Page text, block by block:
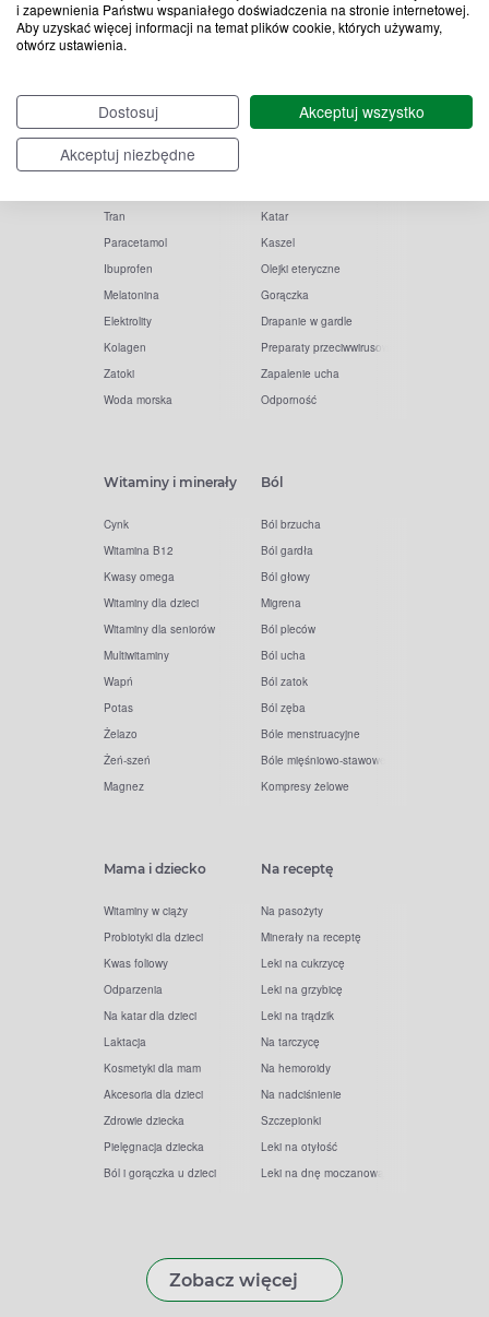
i zapewnienia Państwu wspaniałego doświadczenia na stronie internetowej.
Aby uzyskać więcej informacji na temat plików cookie, których używamy,
otwórz ustawienia.
Dostosuj
Akceptuj wszystko
Akceptuj niezbędne
Popularne zapytania
Witamina D
Witamina C
Tran
Paracetamol
Ibuprofen
Melatonina
Elektrolity
Kolagen
Zatoki
Woda morska
Przeziębienie i grypa
Katar
Kaszel
Olejki eteryczne
Gorączka
Drapanie w gardle
Preparaty przeciwwirusowe
Zapalenie ucha
Odporność
Witaminy i minerały
Cynk
Witamina B12
Kwasy omega
Witaminy dla dzieci
Witaminy dla seniorów
Multiwitaminy
Wapń
Potas
Żelazo
Żeń-szeń
Magnez
Ból
Ból brzucha
Ból gardła
Ból głowy
Migrena
Ból pleców
Ból ucha
Ból zatok
Ból zęba
Bóle menstruacyjne
Bóle mięśniowo-stawowe
Kompresy żelowe
Mama i dziecko
Witaminy w ciąży
Probiotyki dla dzieci
Kwas foliowy
Odparzenia
Na katar dla dzieci
Laktacja
Kosmetyki dla mam
Akcesoria dla dzieci
Zdrowie dziecka
Pielęgnacja dziecka
Ból i gorączka u dzieci
Na receptę
Na pasożyty
Minerały na receptę
Leki na cukrzycę
Leki na grzybicę
Leki na trądzik
Na tarczycę
Na hemoroidy
Na nadciśnienie
Szczepionki
Leki na otyłość
Leki na dnę moczanową
Zobacz więcej